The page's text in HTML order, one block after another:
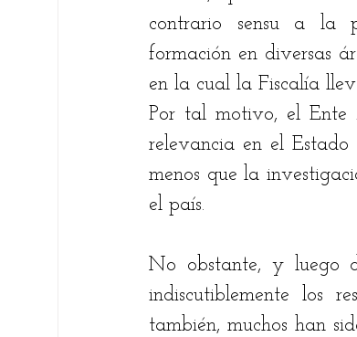
contrario sensu a la
formación en diversas
en la cual la Fiscalía
Por tal motivo, el Ente
relevancia en el
menos que la
el país.
No obstante, y luego
indiscutiblemente los
también, muchos han